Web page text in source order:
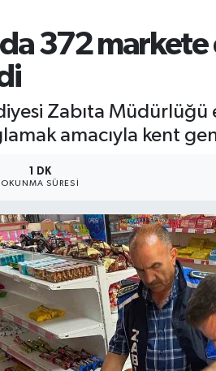
372
Zabıta Müdürlüğü
amacıyla kent
1 DK
OKUNMA SÜRESI